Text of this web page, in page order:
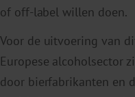
of off-label willen doen.
Voor de uitvoering van
Europese alcoholsector
door bierfabrikanten en